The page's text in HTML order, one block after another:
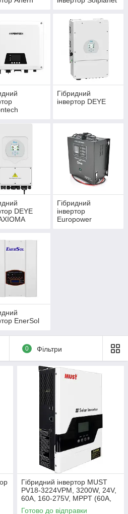
Гібридний
інвертор DEYE
DEYE
Гібридний
інвертор
Europower
EnerSol
0 Фільтри
Гібридний інвертор MUST
PV18-3224VPM, 3200W, 24V,
60A, 160-275V, MPPT (60А,
30-160 Vdc)
Готово до відправки